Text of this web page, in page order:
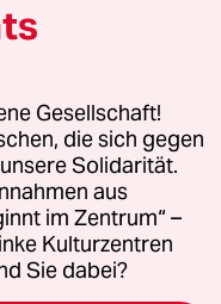
oder für Genehmigungen
Richtlinien
Impressum AGB
Gesellschaft!
die sich gegen
Solidarität.
aus
im Zentrum“ –
Kulturzentren
Sie dabei?